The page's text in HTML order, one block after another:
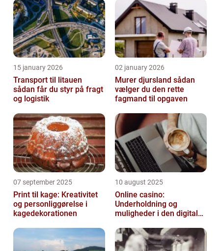
15 january 2026
Transport til litauen
sådan får du styr på fragt
og logistik
02 january 2026
Murer djursland sådan
vælger du den rette
fagmand til opgaven
07 september 2025
Print til kage: Kreativitet
og personliggørelse i
kagedekorationen
10 august 2025
Online casino:
Underholdning og
muligheder i den digitale